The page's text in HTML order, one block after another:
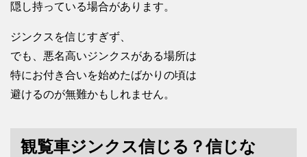
隠し持っている場合があります。
ジンクスを信じすぎず、
でも、悪名高いジンクスがある場所は
特にお付き合いを始めたばかりの頃は
避けるのが無難かもしれません。
観覧車ジンクス信じる？信じな